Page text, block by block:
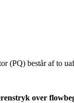
(PQ) består af to
over